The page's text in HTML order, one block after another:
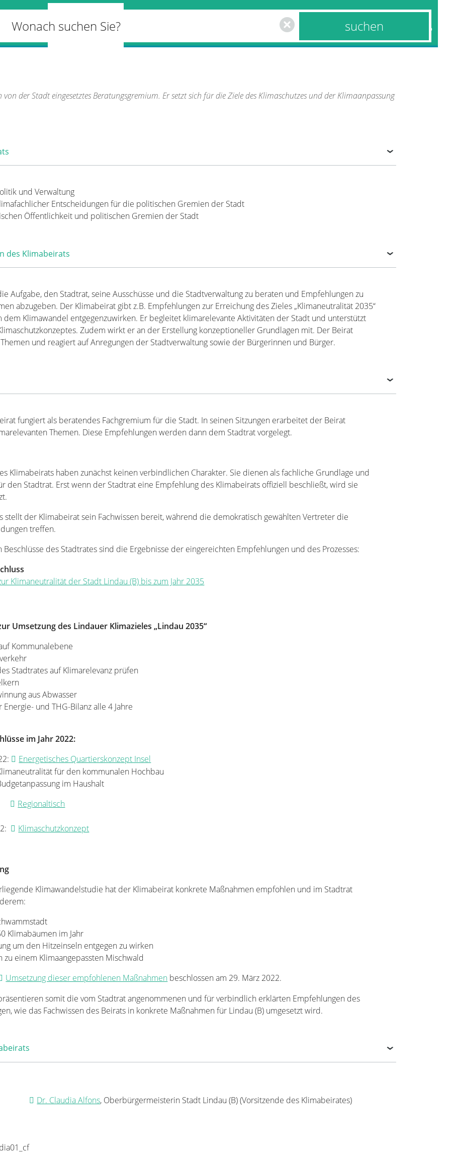
Unsere
Stadt
Bürger, Politik &
Verwaltung
Mobilität &
Wirtschaft
der Stadt eingesetztes Beratungsgremium. Er setzt sich für die Ziele des Klimaschutzes und der Klimaanpassung
und Verwaltung
Entscheidungen für die politischen Gremien der Stadt
Öffentlichkeit und politischen Gremien der Stadt
des Klimabeirats
Aufgabe, den Stadtrat, seine Ausschüsse und die Stadtverwaltung zu beraten und Empfehlungen zu
abzugeben. Der Klimabeirat gibt z.B. Empfehlungen zur Erreichung des Zieles „Klimaneutralität 2035“
dem Klimawandel entgegenzuwirken. Er begleitet klimarelevante Aktivitäten der Stadt und unterstützt
Zudem wirkt er an der Erstellung konzeptioneller Grundlagen mit. Der Beirat
und reagiert auf Anregungen der Stadtverwaltung sowie der Bürgerinnen und Bürger.
fungiert als beratendes Fachgremium für die Stadt. In seinen Sitzungen erarbeitet der Beirat
Themen. Diese Empfehlungen werden dann dem Stadtrat vorgelegt.
Klimabeirats haben zunächst keinen verbindlichen Charakter. Sie dienen als fachliche Grundlage und
den Stadtrat. Erst wenn der Stadtrat eine Empfehlung des Klimabeirats offiziell beschließt, wird sie
stellt der Klimabeirat sein Fachwissen bereit, während die demokratisch gewählten Vertreter die
treffen.
des Stadtrates sind die Ergebnisse der eingereichten Empfehlungen und des Prozesses:
Klimaneutralität der Stadt Lindau (B) bis zum Jahr 2035
Umsetzung des Lindauer Klimazieles „Lindau 2035“
Kommunalebene
Stadtrates auf Klimarelevanz prüfen
aus Abwasser
und THG-Bilanz alle 4 Jahre
im Jahr 2022:
Energetisches Quartierskonzept Insel
für den kommunalen Hochbau
im Haushalt
Regionaltisch
Klimaschutzkonzept
Klimawandelstudie hat der Klimabeirat konkrete Maßnahmen empfohlen und im Stadtrat
Klimabäumen im Jahr
um den Hitzeinseln entgegen zu wirken
zu einem Klimaangepassten Mischwald
Umsetzung dieser empfohlenen Maßnahmen beschlossen am 29. März 2022.
somit die vom Stadtrat angenommenen und für verbindlich erklärten Empfehlungen des
wie das Fachwissen des Beirats in konkrete Maßnahmen für Lindau (B) umgesetzt wird.
Dr. Claudia Alfons, Oberbürgermeisterin Stadt Lindau (B) (Vorsitzende des Klimabeirates)